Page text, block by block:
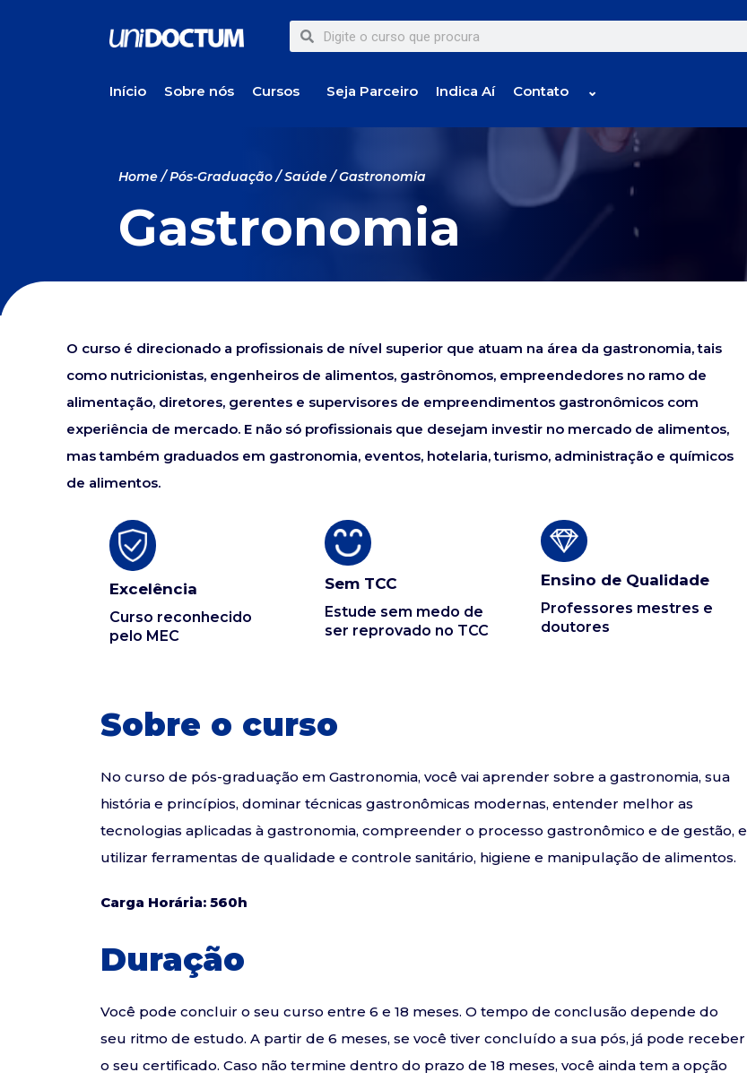
Início Sobre nós Cursos Seja Parceiro Indica Aí Contato ⌄
Home/Pós-Graduação/Saúde/ Gastronomia
Gastronomia
O curso é direcionado a profissionais de nível superior que atuam na área da gastronomia, tais
como nutricionistas, engenheiros de alimentos, gastrônomos, empreendedores no ramo de
alimentação, diretores, gerentes e supervisores de empreendimentos gastronômicos com
experiência de mercado. E não só profissionais que desejam investir no mercado de alimentos,
mas também graduados em gastronomia, eventos, hotelaria, turismo, administração e químicos
de alimentos.
Excelência
Curso reconhecido
pelo MEC
Sem TCC
Estude sem medo de
ser reprovado no TCC
Ensino de Qualidade
Professores mestres e
doutores
Sobre o curso
No curso de pós-graduação em Gastronomia, você vai aprender sobre a gastronomia, sua
história e princípios, dominar técnicas gastronômicas modernas, entender melhor as
tecnologias aplicadas à gastronomia, compreender o processo gastronômico e de gestão, e
utilizar ferramentas de qualidade e controle sanitário, higiene e manipulação de alimentos.
Carga Horária: 560h
Duração
Você pode concluir o seu curso entre 6 e 18 meses. O tempo de conclusão depende do
seu ritmo de estudo. A partir de 6 meses, se você tiver concluído a sua pós, já pode receber
o seu certificado. Caso não termine dentro do prazo de 18 meses, você ainda tem a opção